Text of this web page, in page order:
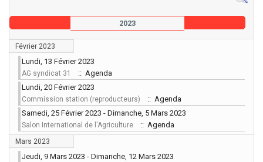
2023
Février 2023
Lundi, 13 Février 2023
AG syndicat 31
:: Agenda
Lundi, 20 Février 2023
Commission station (reproducteurs)
:: Agenda
Samedi, 25 Février 2023 - Dimanche, 5 Mars 2023
Salon International de l'Agriculture :: Agenda
Mars 2023
Jeudi, 9 Mars 2023 - Dimanche, 12 Mars 2023